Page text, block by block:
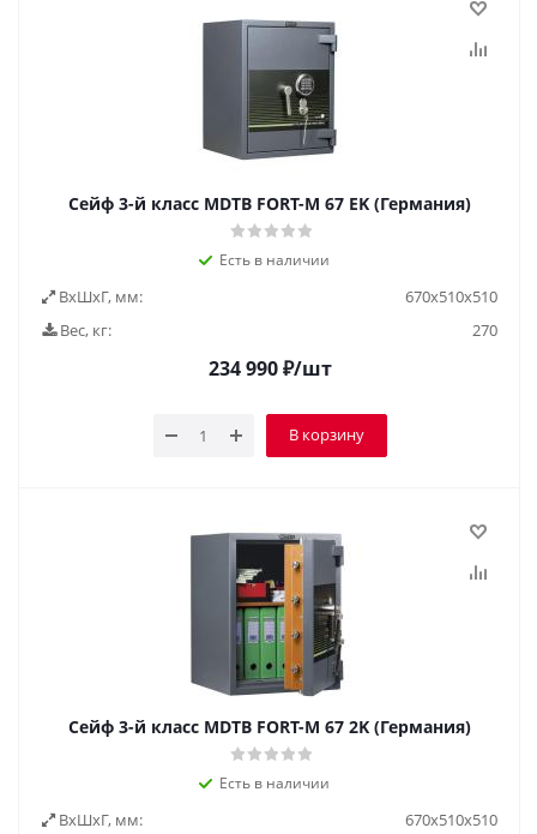
Сейф 3-й класс MDTB FORT-M 67 EK (Германия)
Есть в наличии
ВxШxГ, мм:
670x510x510
Вес, кг:
270
234 990₽/шт
В корзину
Сейф 3-й класс MDTB FORT-M 67 2K (Германия)
Есть в наличии
ВxШxГ, мм:
670x510x510